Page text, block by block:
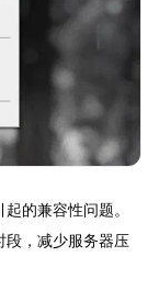
的兼容性问题。
段，减少服务器压